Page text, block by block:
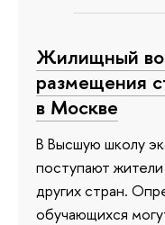
Жилищный
размещения
в Москве
В Высшую школу
поступают
других стран.
обучающихся